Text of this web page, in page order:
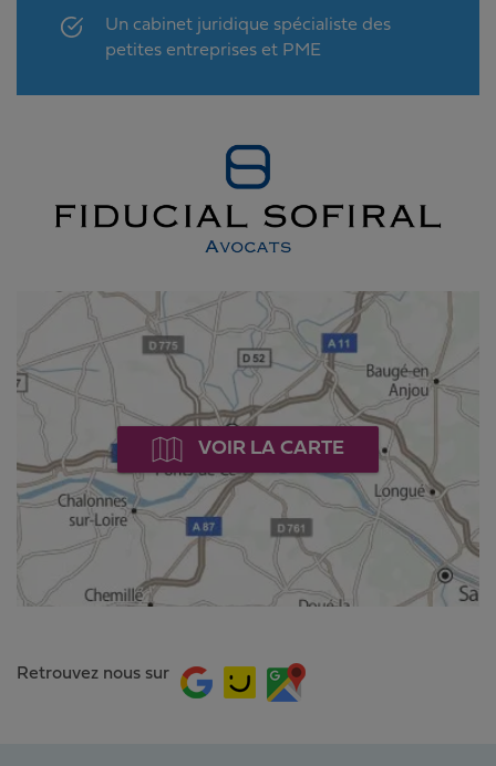
Un cabinet juridique spécialiste des
petites entreprises et PME
VOIR LA CARTE
Retrouvez nous sur